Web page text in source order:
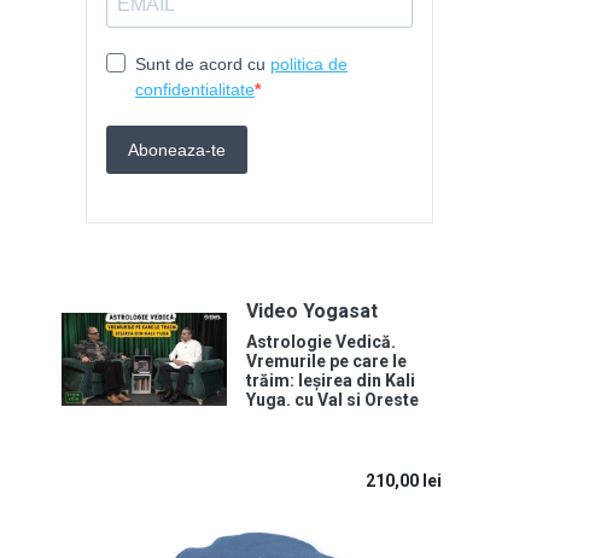
Video Yogasat
Astrologie Vedică.
Vremurile pe care le
trăim: Ieșirea din Kali
Yuga. cu Val si Oreste
210,00 lei